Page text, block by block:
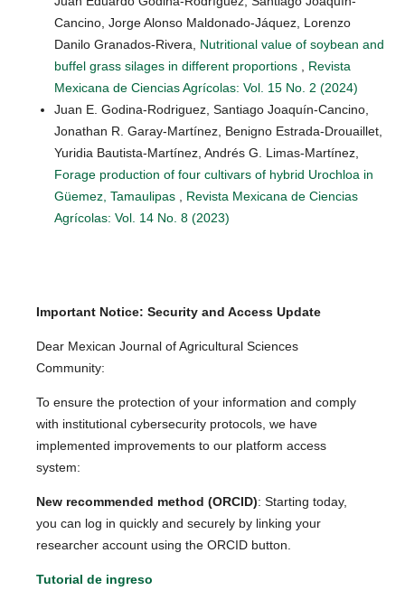
Cancino, Jorge Alonso Maldonado-Jáquez, Lorenzo
Danilo Granados-Rivera, Nutritional value of soybean and
buffel grass silages in different proportions , Revista
Mexicana de Ciencias Agrícolas: Vol. 15 No. 2 (2024)
Juan E. Godina-Rodriguez, Santiago Joaquín-Cancino,
Jonathan R. Garay-Martínez, Benigno Estrada-Drouaillet,
Yuridia Bautista-Martínez, Andrés G. Limas-Martínez,
Forage production of four cultivars of hybrid Urochloa in
Güemez, Tamaulipas , Revista Mexicana de Ciencias
Agrícolas: Vol. 14 No. 8 (2023)
Important Notice: Security and Access Update
Dear Mexican Journal of Agricultural Sciences
Community:
To ensure the protection of your information and comply
with institutional cybersecurity protocols, we have
implemented improvements to our platform access
system:
New recommended method (ORCID): Starting today,
you can log in quickly and securely by linking your
researcher account using the ORCID button.
Tutorial de ingreso